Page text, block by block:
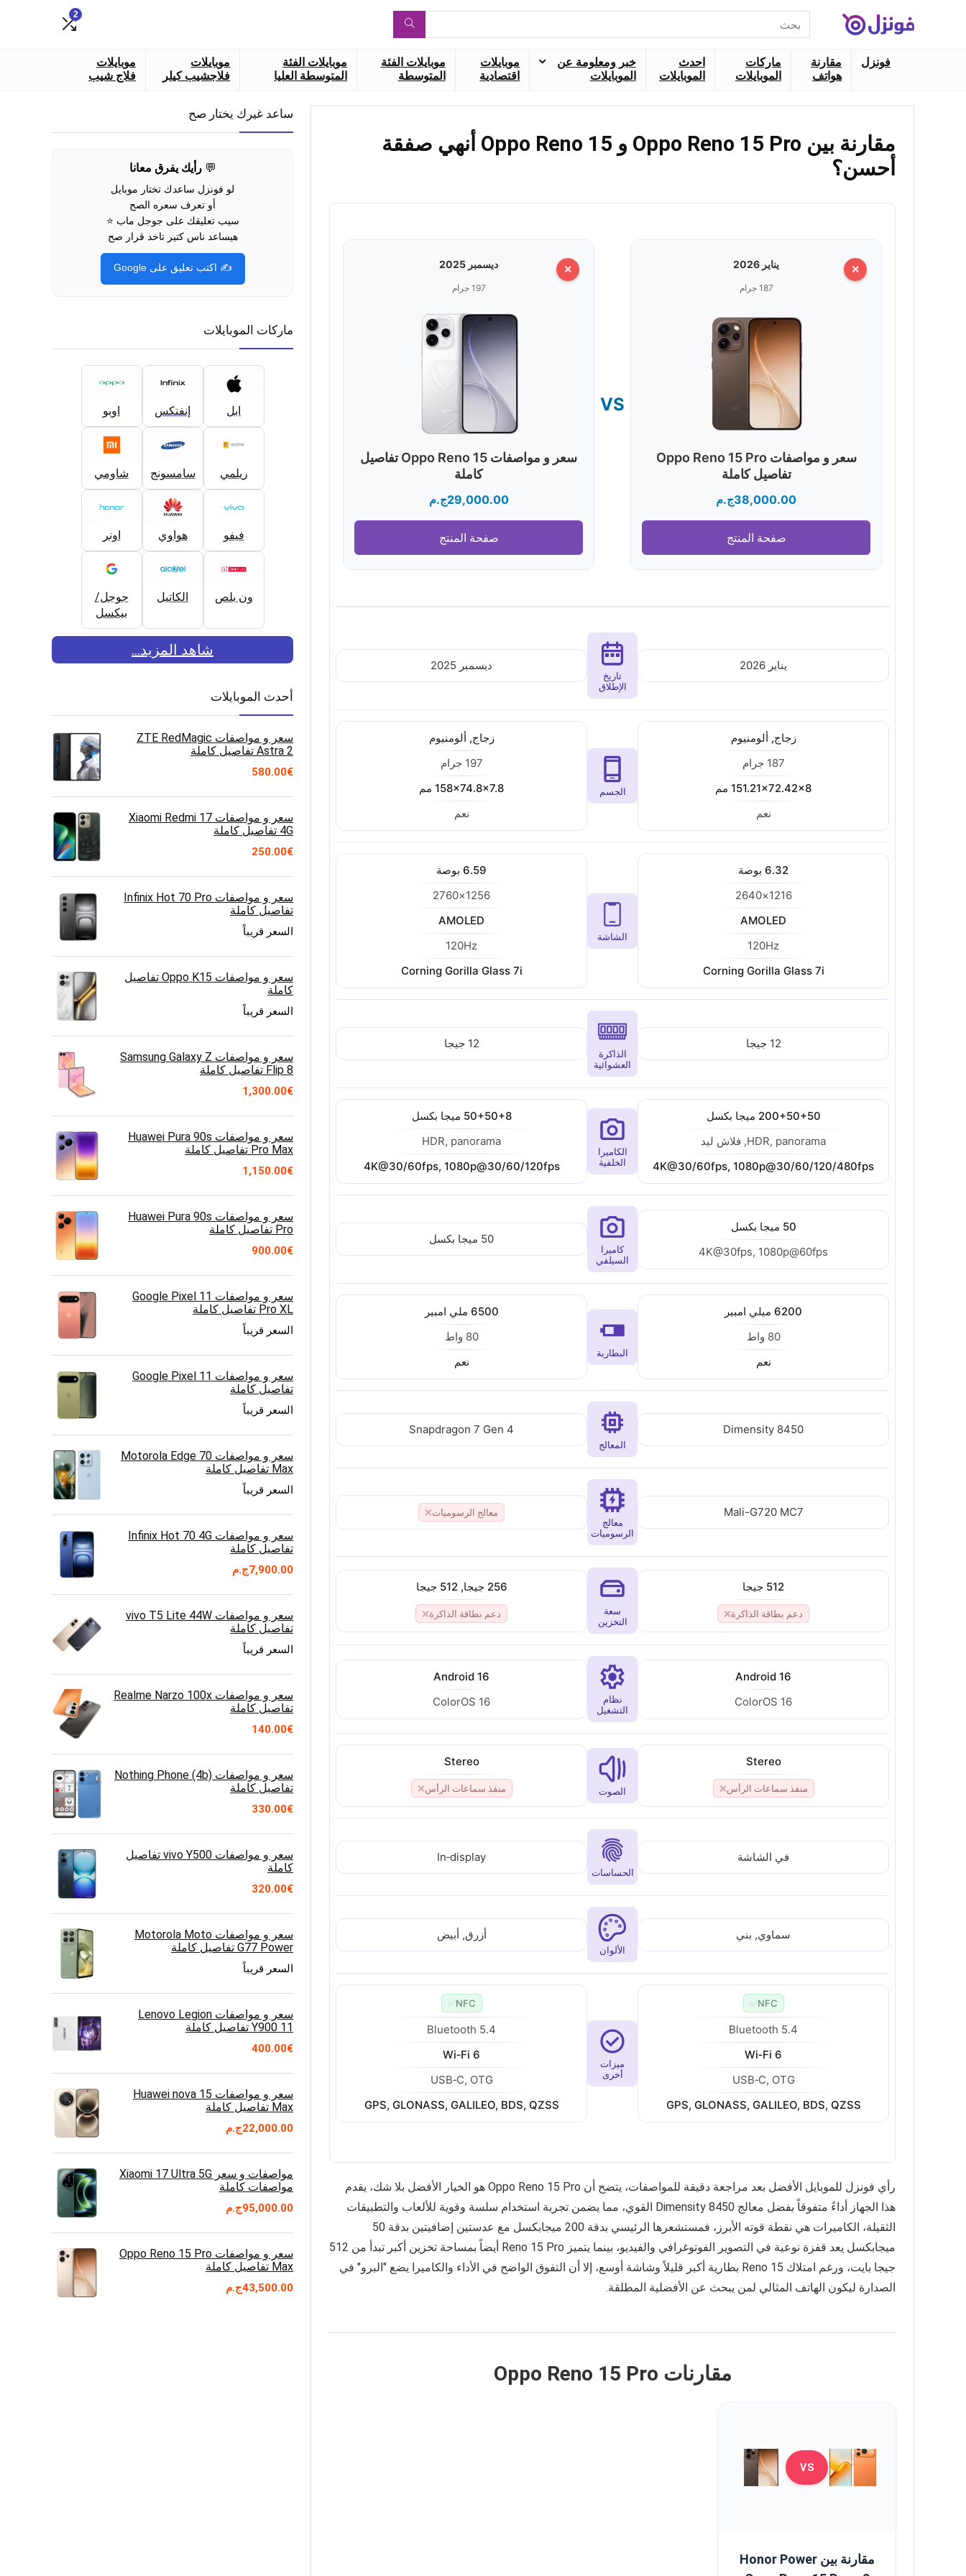
عن:
2
فونزل
مقارنة
هواتف
ماركات
الموبايلات
احدث
الموبايلات
خبر ومعلومة عن
الموبايلات
موبايلات
اقتصادية
موبايلات الفئة
المتوسطة
موبايلات الفئة
المتوسطة العليا
موبايلات
فلاجشيب كيلر
موبايلات
فلاج شيب
مقارنة بين Oppo Reno 15 Pro و Oppo Reno 15 أنهي صفقة
أحسن؟
× يناير 2026
187 جرام
سعر و مواصفات Oppo Reno 15 Pro
تفاصيل كاملة
ج.م38,000.00
صفحة المنتج
VS
× ديسمبر 2025
197 جرام
سعر و مواصفات Oppo Reno 15 تفاصيل
كاملة
ج.م29,000.00
صفحة المنتج
يناير 2026
تاريخ
الإطلاق
ديسمبر 2025
زجاج, ألومنيوم
187 جرام
151.21x72.42x8 مم
نعم
الجسم
زجاج, ألومنيوم
197 جرام
158x74.8x7.8 مم
نعم
6.32 بوصة
1216×2640
AMOLED
120Hz
Corning Gorilla Glass 7i
الشاشة
6.59 بوصة
1256×2760
AMOLED
120Hz
Corning Gorilla Glass 7i
12 جيجا
الذاكرة
العشوائية
12 جيجا
200+50+50 ميجا بكسل
HDR, panorama, فلاش ليد
4K@30/60fps, 1080p@30/60/120/480fps
الكاميرا
الخلفية
50+50+8 ميجا بكسل
HDR, panorama
4K@30/60fps, 1080p@30/60/120fps
50 ميجا بكسل
4K@30fps, 1080p@60fps
كاميرا
السيلفي
50 ميجا بكسل
6200 ميلي امبير
80 واط
نعم
البطارية
6500 ملي امبير
80 واط
نعم
Dimensity 8450
المعالج
Snapdragon 7 Gen 4
Mali-G720 MC7
معالج
الرسوميات
معالج الرسوميات❌
512 جيجا
دعم بطاقة الذاكرة❌
سعة
التخزين
256 جيجا, 512 جيجا
دعم بطاقة الذاكرة❌
Android 16
ColorOS 16
نظام
التشغيل
Android 16
ColorOS 16
Stereo
منفذ سماعات الرأس❌ الصوت
Stereo
منفذ سماعات الرأس❌
في الشاشة
الحساسات
In‑display
سماوي, بني
الألوان
أزرق, أبيض
NFC
✅
Bluetooth 5.4
Wi‑Fi 6
USB‑C, OTG
GPS, GLONASS, GALILEO, BDS, QZSS
ميزات
أخرى
NFC
✅
Bluetooth 5.4
Wi‑Fi 6
USB‑C, OTG
GPS, GLONASS, GALILEO, BDS, QZSS
رأي فونزل للموبايل الأفضل بعد مراجعة دقيقة للمواصفات، يتضح أن Oppo Reno 15 Pro هو الخيار الأفضل بلا شك، يقدم
هذا الجهاز أداءً متفوقاً بفضل معالج Dimensity 8450 القوي، مما يضمن تجربة استخدام سلسة وقوية للألعاب والتطبيقات
الثقيلة، الكاميرات هي نقطة قوته الأبرز، فمستشعرها الرئيسي بدقة 200 ميجابكسل مع عدستين إضافيتين بدقة 50
ميجابكسل يعد قفزة نوعية في التصوير الفوتوغرافي والفيديو، بينما يتميز Reno 15 Pro أيضاً بمساحة تخزين أكبر تبدأ من 512
جيجا بايت، ورغم امتلاك Reno 15 بطارية أكبر قليلاً وشاشة أوسع، إلا أن التفوق الواضح في الأداء والكاميرا يضع "البرو" في
الصدارة ليكون الهاتف المثالي لمن يبحث عن الأفضلية المطلقة.
مقارنات Oppo Reno 15 Pro
VS
مقارنة بين Honor Power
ساعد غيرك يختار صح
💬رأيك يفرق معانا
لو فونزل ساعدك تختار موبايل
أو تعرف سعره الصح
سيب تعليقك على جوجل ماب ⭐
هيساعد ناس كتير تاخد قرار صح
✍️ اكتب تعليق على Google
ماركات الموبايلات
ابل إنفنكس اوبو
ريلمي سامسونج شاومي
فيفو هواوي اونر
ون بلص الكاتيل
جوجل/
بيكسل
شاهد المزيد...
أحدث الموبايلات
سعر و مواصفات ZTE RedMagic
Astra 2 تفاصيل كاملة
€
580.00
سعر و مواصفات Xiaomi Redmi 17
4G تفاصيل كاملة
€
250.00
سعر و مواصفات Infinix Hot 70 Pro
تفاصيل كاملة
السعر قريباً
سعر و مواصفات Oppo K15 تفاصيل
كاملة
السعر قريباً
سعر و مواصفات Samsung Galaxy Z
Flip 8 تفاصيل كاملة
€
1,300.00
سعر و مواصفات Huawei Pura 90s
Pro Max تفاصيل كاملة
€
1,150.00
سعر و مواصفات Huawei Pura 90s
Pro تفاصيل كاملة
€
900.00
سعر و مواصفات Google Pixel 11
Pro XL تفاصيل كاملة
السعر قريباً
سعر و مواصفات Google Pixel 11
تفاصيل كاملة
السعر قريباً
سعر و مواصفات Motorola Edge 70
Max تفاصيل كاملة
السعر قريباً
سعر و مواصفات Infinix Hot 70 4G
تفاصيل كاملة
ج.م7,900.00
سعر و مواصفات vivo T5 Lite 44W
تفاصيل كاملة
السعر قريباً
سعر و مواصفات Realme Narzo 100x
تفاصيل كاملة
€
140.00
سعر و مواصفات Nothing Phone (4b)
تفاصيل كاملة
€
330.00
سعر و مواصفات vivo Y500 تفاصيل
كاملة
€
320.00
سعر و مواصفات Motorola Moto
G77 Power تفاصيل كاملة
السعر قريباً
سعر و مواصفات Lenovo Legion
Y900 11 تفاصيل كاملة
€
400.00
سعر و مواصفات Huawei nova 15
Max تفاصيل كاملة
ج.م22,000.00
مواصفات و سعر Xiaomi 17 Ultra 5G
مواصفات كاملة
ج.م95,000.00
سعر و مواصفات Oppo Reno 15 Pro
Max تفاصيل كاملة
ج.م43,500.00